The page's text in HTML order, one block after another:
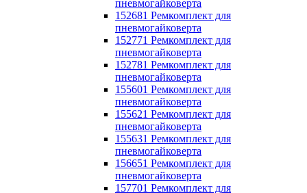
пневмогайковерта
152681 Ремкомплект для
пневмогайковерта
152771 Ремкомплект для
пневмогайковерта
152781 Ремкомплект для
пневмогайковерта
155601 Ремкомплект для
пневмогайковерта
155621 Ремкомплект для
пневмогайковерта
155631 Ремкомплект для
пневмогайковерта
156651 Ремкомплект для
пневмогайковерта
157701 Ремкомплект для